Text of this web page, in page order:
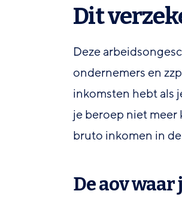
Dit
Deze
ondernemers en
inkomsten hebt als
je beroep niet
bruto inkomen in
De aov